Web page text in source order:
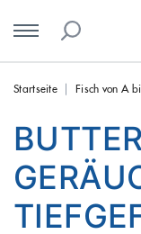
Skip
content
Startseite Fisch von A